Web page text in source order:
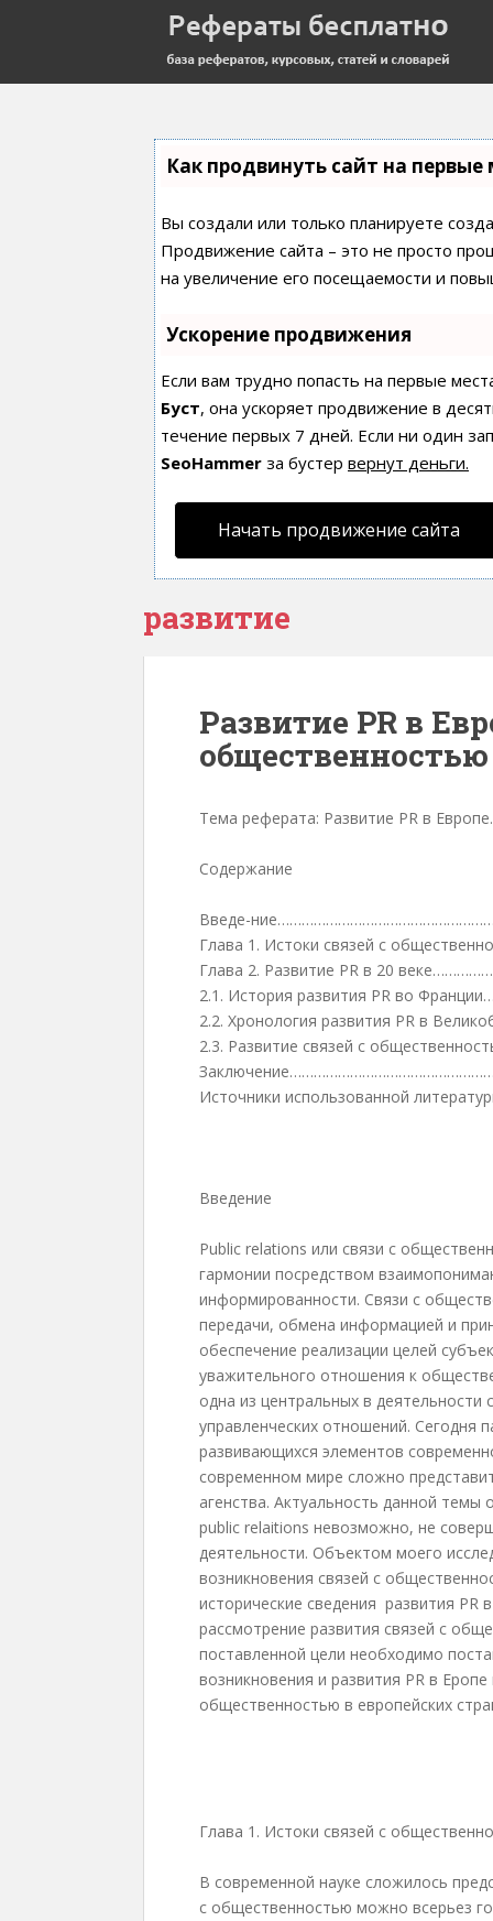
Как продвинуть сайт на первые
Вы создали или только планируете
Продвижение сайта – это не просто
на увеличение его посещаемости и
Ускорение продвижения
Если вам трудно попасть на первые
Буст, она ускоряет продвижение в
течение первых 7 дней. Если ни один
SeoHammer за бустер вернут деньги.
Начать продвижение сайта
развитие
Развитие PR в
общественностью
Тема реферата: Развитие PR в
Содержание
Введе-
Глава 1. Истоки связей с
Глава 2. Развитие PR в 20
2.1. История развития PR во
2.2. Хронология развития PR в
2.3. Развитие связей с
Источники использованной
Введение
Public relations или связи с
гармонии посредством
информированности. Связи с
передачи, обмена информацией и
обеспечение реализации целей
уважительного отношения к
одна из центральных в
управленческих отношений. Сегодня
развивающихся элементов
современном мире сложно
агенства. Актуальность данной
public relaitions невозможно, не
деятельности. Объектом моего
возникновения связей с
исторические сведения развития
рассмотрение развития связей с
поставленной цели необходимо
возникновения и развития PR в
общественностью в европейских
Глава 1. Истоки связей с
В современной науке сложилось
с общественностью можно всерьез